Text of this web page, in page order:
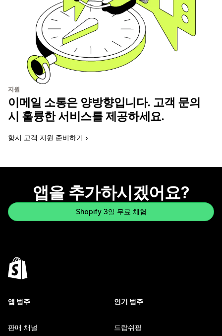
지원
이메일 소통은 양방향입니다. 고객 문의
시 훌륭한 서비스를 제공하세요.
항시 고객 지원 준비하기
앱을 추가하시겠어요?
Shopify 3일 무료 체험
앱 범주
판매 채널
인기 범주
드랍쉬핑